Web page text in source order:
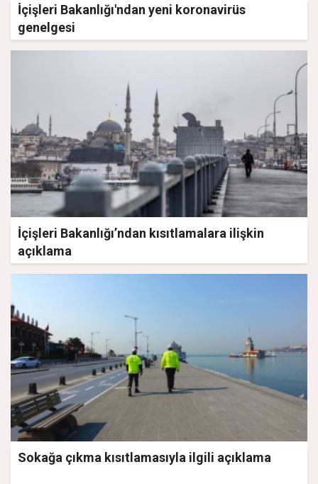
İçişleri Bakanlığı'ndan yeni koronavirüs
genelgesi
İçişleri Bakanlığı’ndan kısıtlamalara ilişkin
açıklama
Sokağa çıkma kısıtlamasıyla ilgili açıklama